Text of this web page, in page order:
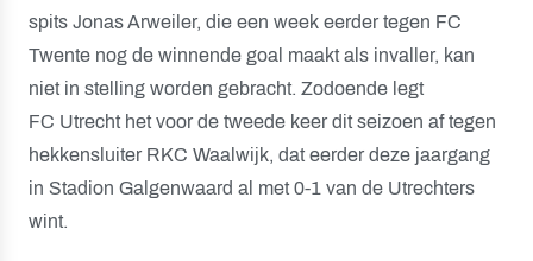
spits Jonas Arweiler, die een week eerder tegen FC
Twente nog de winnende goal maakt als invaller, kan
niet in stelling worden gebracht. Zodoende legt
FC Utrecht het voor de tweede keer dit seizoen af tegen
hekkensluiter RKC Waalwijk, dat eerder deze jaargang
in Stadion Galgenwaard al met 0-1 van de Utrechters
wint.